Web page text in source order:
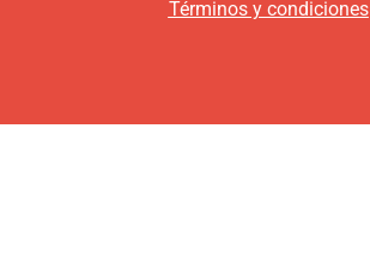
Términos y condiciones